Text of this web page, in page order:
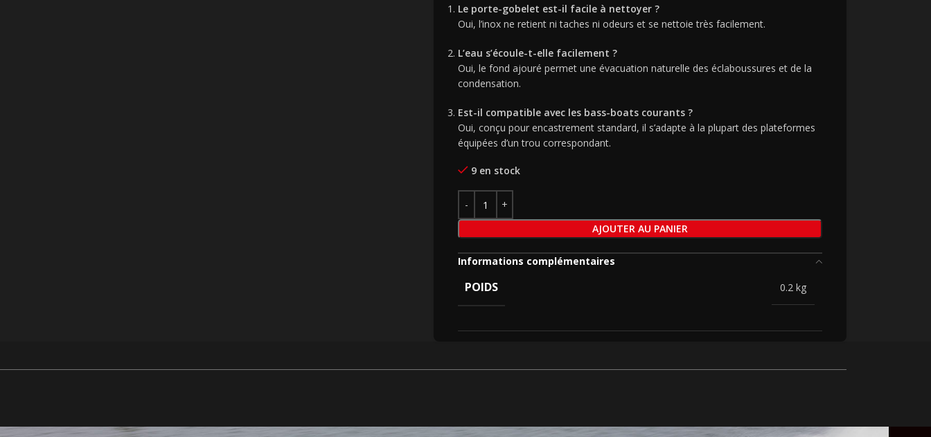
Le porte-gobelet est-il facile à nettoyer ?
Oui, l’inox ne retient ni taches ni odeurs et se nettoie très facilement.
L’eau s’écoule-t-elle facilement ?
Oui, le fond ajouré permet une évacuation naturelle des éclaboussures et de la
condensation.
Est-il compatible avec les bass-boats courants ?
Oui, conçu pour encastrement standard, il s’adapte à la plupart des plateformes
équipées d’un trou correspondant.
9 en stock
AJOUTER AU PANIER
Informations complémentaires
POIDS 0.2 kg